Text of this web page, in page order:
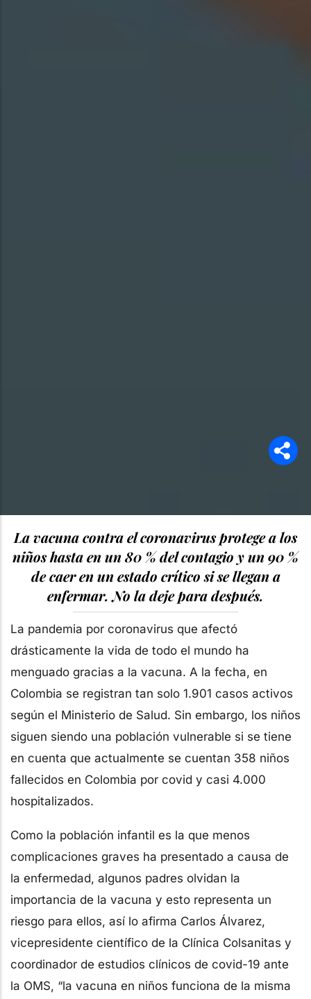
La vacuna contra el coronavirus protege a los
niños hasta en un 80 % del contagio y un 90 %
de caer en un estado crítico si se llegan a
enfermar. No la deje para después.
La pandemia por coronavirus que afectó
drásticamente la vida de todo el mundo ha
menguado gracias a la vacuna. A la fecha, en
Colombia se registran tan solo 1.901 casos activos
según el Ministerio de Salud. Sin embargo, los niños
siguen siendo una población vulnerable si se tiene
en cuenta que actualmente se cuentan 358 niños
fallecidos en Colombia por covid y casi 4.000
hospitalizados.
Como la población infantil es la que menos
complicaciones graves ha presentado a causa de
la enfermedad, algunos padres olvidan la
importancia de la vacuna y esto representa un
riesgo para ellos, así lo afirma Carlos Álvarez,
vicepresidente científico de la Clínica Colsanitas y
coordinador de estudios clínicos de covid-19 ante
la OMS, “la vacuna en niños funciona de la misma